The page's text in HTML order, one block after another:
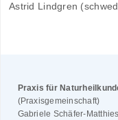
Astrid Lindgren
Praxis für
(Praxisgemeinschaft)
Gabriele Schäfer-